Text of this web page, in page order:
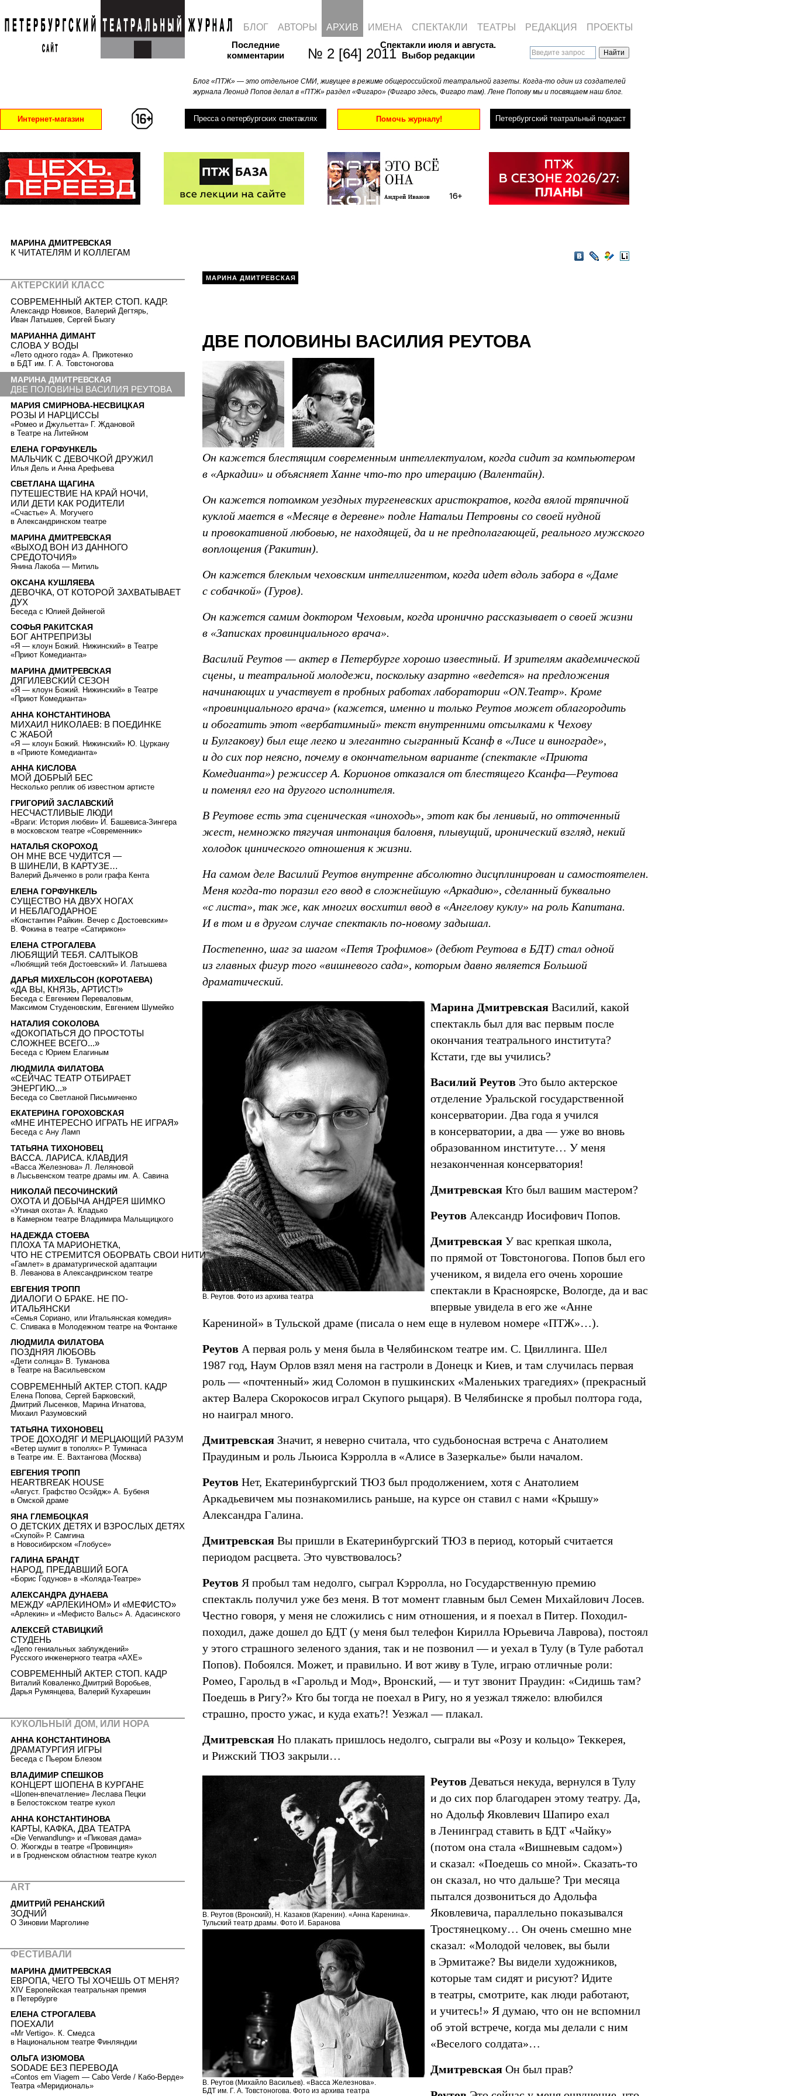
№ 2 [64] 2011
Последние
комментарии
Блог «ПТЖ» — это отдельное СМИ, живущее в режиме общероссийской театральной газеты. Когда-то один из создателей
журнала Леонид Попов делал в «ПТЖ» раздел «Фигаро» (Фигаро здесь, Фигаро там). Лене Попову мы и посвящаем наш блог.
Спектакли июля и августа.
Выбор редакции
Интернет-магазин Пресса о петербургских спектаклях Помочь журналу! Петербургский театральный подкаст
БЛОГ АВТОРЫ АРХИВ ИМЕНА СПЕКТАКЛИ ТЕАТРЫ РЕДАКЦИЯ ПРОЕКТЫ
VKontakte
LiveJournal
Мой
LiveInternet
МАРИНА ДМИТРЕВСКАЯ
ДВЕ ПОЛОВИНЫ ВАСИЛИЯ РЕУТОВА
Он кажется блестящим современным интеллектуалом, когда сидит за компьютером
в «Аркадии» и объясняет Ханне что-то про итерацию (Валентайн).
Он кажется потомком уездных тургеневских аристократов, когда вялой тряпичной
куклой мается в «Месяце в деревне» подле Натальи Петровны со своей нудной
и провокативной любовью, не находящей, да и не предполагающей, реального мужского
воплощения (Ракитин).
Он кажется блеклым чеховским интеллигентом, когда идет вдоль забора в «Даме
c собачкой» (Гуров).
Он кажется самим доктором Чеховым, когда иронично рассказывает о своей жизни
в «Записках провинциального врача».
Василий Реутов — актер в Петербурге хорошо известный. И зрителям академической
сцены, и театральной молодежи, поскольку азартно «ведется» на предложения
начинающих и участвует в пробных работах лаборатории «ON.Театр». Кроме
«провинциального врача» (кажется, именно и только Реутов может облагородить
и обогатить этот «вербатимный» текст внутренними отсылками к Чехову
и Булгакову) был еще легко и элегантно сыгранный Ксанф в «Лисе и винограде»,
и до сих пор неясно, почему в окончательном варианте (спектакле «Приюта
Комедианта») режиссер А. Корионов отказался от блестящего Ксанфа—Реутова
и поменял его на другого исполнителя.
В Реутове есть эта сценическая «иноходь», этот как бы ленивый, но отточенный
жест, немножко тягучая интонация баловня, плывущий, иронический взгляд, некий
холодок цинического отношения к жизни.
На самом деле Василий Реутов внутренне абсолютно дисцплинирован и самостоятелен.
Меня когда-то поразил его ввод в сложнейшую «Аркадию», сделанный буквально
«с листа», так же, как многих восхитил ввод в «Ангелову куклу» на роль Капитана.
И в том и в другом случае спектакль по-новому задышал.
Постепенно, шаг за шагом «Петя Трофимов» (дебют Реутова в БДТ) стал одной
из главных фигур того «вишневого сада», которым давно является Большой
драматический.
В. Реутов. Фото из архива театра
Марина Дмитревская Василий, какой
спектакль был для вас первым после
окончания театрального института?
Кстати, где вы учились?
Василий Реутов Это было актерское
отделение Уральской государственной
консерватории. Два года я учился
в консерватории, а два — уже во вновь
образованном институте… У меня
незаконченная консерватория!
Дмитревская Кто был вашим мастером?
Реутов Александр Иосифович Попов.
Дмитревская У вас крепкая школа,
по прямой от Товстоногова. Попов был его
учеником, я видела его очень хорошие
спектакли в Красноярске, Вологде, да и вас
впервые увидела в его же «Анне
Карениной» в Тульской драме (писала о нем еще в нулевом номере «ПТЖ»…).
Реутов А первая роль у меня была в Челябинском театре им. С. Цвиллинга. Шел
1987 год, Наум Орлов взял меня на гастроли в Донецк и Киев, и там случилась первая
роль — «почтенный» жид Соломон в пушкинских «Маленьких трагедиях» (прекрасный
актер Валера Скорокосов играл Скупого рыцаря). В Челябинске я пробыл полтора года,
но наиграл много.
Дмитревская Значит, я неверно считала, что судьбоносная встреча c Анатолием
Праудиным и роль Льюиса Кэрролла в «Алисе в Зазеркалье» были началом.
Реутов Нет, Екатеринбургский ТЮЗ был продолжением, хотя c Анатолием
Аркадьевичем мы познакомились раньше, на курсе он ставил c нами «Крышу»
Александра Галина.
Дмитревская Вы пришли в Екатеринбургский ТЮЗ в период, который считается
периодом расцвета. Это чувствовалось?
Реутов Я пробыл там недолго, сыграл Кэрролла, но Государственную премию
спектакль получил уже без меня. В тот момент главным был Семен Михайлович Лосев.
Честно говоря, у меня не сложились c ним отношения, и я поехал в Питер. Походил-
походил, даже дошел до БДТ (у меня был телефон Кирилла Юрьевича Лаврова), постоял
у этого страшного зеленого здания, так и не позвонил — и уехал в Тулу (в Туле работал
Попов). Побоялся. Может, и правильно. И вот живу в Туле, играю отличные роли:
Ромео, Гарольд в «Гарольд и Мод», Вронский, — и тут звонит Праудин: «Сидишь там?
Поедешь в Ригу?» Кто бы тогда не поехал в Ригу, но я уезжал тяжело: влюбился
страшно, просто ужас, и куда ехать?! Уезжал — плакал.
Дмитревская Но плакать пришлось недолго, сыграли вы «Розу и кольцо» Теккерея,
и Рижский ТЮЗ закрыли…
В. Реутов (Вронский), Н. Казаков (Каренин). «Анна Каренина».
Тульский театр драмы. Фото И. Баранова
В. Реутов (Михайло Васильев). «Васса Железнова».
БДТ им. Г. А. Товстоногова. Фото из архива театра
Реутов Деваться некуда, вернулся в Тулу
и до сих пор благодарен этому театру. Да,
но Адольф Яковлевич Шапиро ехал
в Ленинград ставить в БДТ «Чайку»
(потом она стала «Вишневым садом»)
и сказал: «Поедешь со мной». Сказать-то
он сказал, но что дальше? Три месяца
пытался дозвониться до Адольфа
Яковлевича, параллельно показывался
Тростянецкому… Он очень смешно мне
сказал: «Молодой человек, вы были
в Эрмитаже? Вы видели художников,
которые там сидят и рисуют? Идите
в театры, смотрите, как люди работают,
и учитесь!» Я думаю, что он не вспомнил
об этой встрече, когда мы делали c ним
«Веселого солдата»…
Дмитревская Он был прав?
МАРИНА ДМИТРЕВСКАЯ
К ЧИТАТЕЛЯМ И КОЛЛЕГАМ
АКТЕРСКИЙ КЛАСС
СОВРЕМЕННЫЙ АКТЕР. СТОП. КАДР.
Александр Новиков, Валерий Дегтярь,
Иван Латышев, Сергей Бызгу
МАРИАННА ДИМАНТ
СЛОВА У ВОДЫ
«Лето одного года» А. Прикотенко
в БДТ им. Г. А. Товстоногова
МАРИНА ДМИТРЕВСКАЯ
ДВЕ ПОЛОВИНЫ ВАСИЛИЯ РЕУТОВА
МАРИЯ СМИРНОВА-НЕСВИЦКАЯ
РОЗЫ И НАРЦИССЫ
«Ромео и Джульетта» Г. Ждановой
в Театре на Литейном
ЕЛЕНА ГОРФУНКЕЛЬ
МАЛЬЧИК C ДЕВОЧКОЙ ДРУЖИЛ
Илья Дель и Анна Арефьева
СВЕТЛАНА ЩАГИНА
ПУТЕШЕСТВИЕ НА КРАЙ НОЧИ,
ИЛИ ДЕТИ КАК РОДИТЕЛИ
«Счастье» А. Могучего
в Александринском театре
МАРИНА ДМИТРЕВСКАЯ
«ВЫХОД ВОН ИЗ ДАННОГО
СРЕДОТОЧИЯ»
Янина Лакоба — Митиль
ОКСАНА КУШЛЯЕВА
ДЕВОЧКА, ОТ КОТОРОЙ ЗАХВАТЫВАЕТ
ДУХ
Беседа с Юлией Дейнегой
СОФЬЯ РАКИТСКАЯ
БОГ АНТРЕПРИЗЫ
«Я — клоун Божий. Нижинский» в Театре
«Приют Комедианта»
МАРИНА ДМИТРЕВСКАЯ
ДЯГИЛЕВСКИЙ СЕЗОН
«Я — клоун Божий. Нижинский» в Театре
«Приют Комедианта»
АННА КОНСТАНТИНОВА
МИХАИЛ НИКОЛАЕВ: В ПОЕДИНКЕ
C ЖАБОЙ
«Я — клоун Божий. Нижинский» Ю. Цуркану
в «Приюте Комедианта»
АННА КИСЛОВА
МОЙ ДОБРЫЙ БЕС
Несколько реплик об известном артисте
ГРИГОРИЙ ЗАСЛАВСКИЙ
НЕСЧАСТЛИВЫЕ ЛЮДИ
«Враги: История любви» И. Башевиса-Зингера
в московском театре «Современник»
НАТАЛЬЯ СКОРОХОД
ОН МНЕ ВСЕ ЧУДИТСЯ —
В ШИНЕЛИ, В КАРТУЗЕ…
Валерий Дьяченко в роли графа Кента
ЕЛЕНА ГОРФУНКЕЛЬ
СУЩЕСТВО НА ДВУХ НОГАХ
И НЕБЛАГОДАРНОЕ
«Константин Райкин. Вечер с Достоевским»
В. Фокина в театре «Сатирикон»
ЕЛЕНА СТРОГАЛЕВА
ЛЮБЯЩИЙ ТЕБЯ. САЛТЫКОВ
«Любящий тебя Достоевский» И. Латышева
ДАРЬЯ МИХЕЛЬСОН (КОРОТАЕВА)
«ДА ВЫ, КНЯЗЬ, АРТИСТ!»
Беседа с Евгением Переваловым,
Максимом Студеновским, Евгением Шумейко
НАТАЛИЯ СОКОЛОВА
«ДОКОПАТЬСЯ ДО ПРОСТОТЫ
СЛОЖНЕЕ ВСЕГО...»
Беседа с Юрием Елагиным
ЛЮДМИЛА ФИЛАТОВА
«СЕЙЧАС ТЕАТР ОТБИРАЕТ
ЭНЕРГИЮ...»
Беседа со Светланой Письмиченко
ЕКАТЕРИНА ГОРОХОВСКАЯ
«МНЕ ИНТЕРЕСНО ИГРАТЬ НЕ ИГРАЯ»
Беседа с Ану Ламп
ТАТЬЯНА ТИХОНОВЕЦ
ВАССА. ЛАРИСА. КЛАВДИЯ
«Васса Железнова» Л. Леляновой
в Лысьвенском театре драмы им. А. Савина
НИКОЛАЙ ПЕСОЧИНСКИЙ
ОХОТА И ДОБЫЧА АНДРЕЯ ШИМКО
«Утиная охота» А. Кладько
в Камерном театре Владимира Малыщицкого
НАДЕЖДА СТОЕВА
ПЛОХА ТА МАРИОНЕТКА,
ЧТО НЕ СТРЕМИТСЯ ОБОРВАТЬ СВОИ НИТИ
«Гамлет» в драматургической адаптации
В. Леванова в Александринском театре
ЕВГЕНИЯ ТРОПП
ДИАЛОГИ О БРАКЕ. НЕ ПО-
ИТАЛЬЯНСКИ
«Семья Сориано, или Итальянская комедия»
С. Спивака в Молодежном театре на Фонтанке
ЛЮДМИЛА ФИЛАТОВА
ПОЗДНЯЯ ЛЮБОВЬ
«Дети солнца» В. Туманова
в Театре на Васильевском
СОВРЕМЕННЫЙ АКТЕР. СТОП. КАДР
Елена Попова, Сергей Барковский,
Дмитрий Лысенков, Марина Игнатова,
Михаил Разумовский
ТАТЬЯНА ТИХОНОВЕЦ
ТРОЕ ДОХОДЯГ И МЕРЦАЮЩИЙ РАЗУМ
«Ветер шумит в тополях» Р. Туминаса
в Театре им. Е. Вахтангова (Москва)
ЕВГЕНИЯ ТРОПП
HEARTBREAK HOUSE
«Август. Графство Осэйдж» А. Бубеня
в Омской драме
ЯНА ГЛЕМБОЦКАЯ
О ДЕТСКИХ ДЕТЯХ И ВЗРОСЛЫХ ДЕТЯХ
«Скупой» Р. Самгина
в Новосибирском «Глобусе»
ГАЛИНА БРАНДТ
НАРОД, ПРЕДАВШИЙ БОГА
«Борис Годунов» в «Коляда-Театре»
АЛЕКСАНДРА ДУНАЕВА
МЕЖДУ «АРЛЕКИНОМ» И «МЕФИСТО»
«Арлекин» и «Мефисто Вальс» А. Адасинского
АЛЕКСЕЙ СТАВИЦКИЙ
СТУДЕНЬ
«Депо гениальных заблуждений»
Русского инженерного театра «АХЕ»
СОВРЕМЕННЫЙ АКТЕР. СТОП. КАДР
Виталий Коваленко,Дмитрий Воробьев,
Дарья Румянцева, Валерий Кухарешин
КУКОЛЬНЫЙ ДОМ, ИЛИ НОРА
АННА КОНСТАНТИНОВА
ДРАМАТУРГИЯ ИГРЫ
Беседа с Пьером Блезом
ВЛАДИМИР СПЕШКОВ
КОНЦЕРТ ШОПЕНА В КУРГАНЕ
«Шопен-впечатление» Леслава Пецки
в Белостокском театре кукол
АННА КОНСТАНТИНОВА
КАРТЫ, КАФКА, ДВА ТЕАТРА
«Die Verwandlung» и «Пиковая дама»
О. Жюгжды в театре «Провинция»
и в Гродненском областном театре кукол
ART
ДМИТРИЙ РЕНАНСКИЙ
ЗОДЧИЙ
О Зиновии Марголине
ФЕСТИВАЛИ
МАРИНА ДМИТРЕВСКАЯ
ЕВРОПА, ЧЕГО ТЫ ХОЧЕШЬ ОТ МЕНЯ?
XIV Европейская театральная премия
в Петербурге
ЕЛЕНА СТРОГАЛЕВА
ПОЕХАЛИ
«Mr Vertigo». К. Смедса
в Национальном театре Финляндии
ОЛЬГА ИЗЮМОВА
SODADE БЕЗ ПЕРЕВОДА
«Contos em Viagem — Cabo Verde / Кабо-Верде»
Театра «Меридиональ»